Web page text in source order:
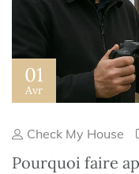
01
Avr
Check My House
Pourquoi faire